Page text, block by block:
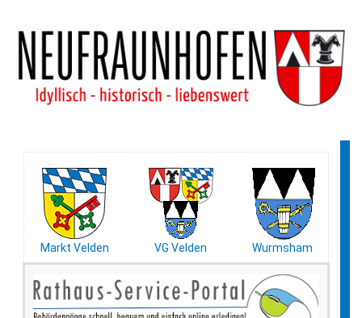
Markt Velden VG Velden Wurmsham